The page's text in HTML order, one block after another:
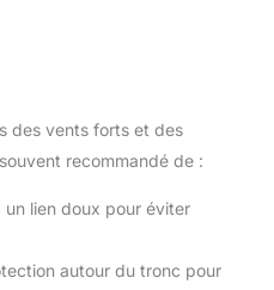
des vents forts et des
recommandé de :
lien doux pour éviter
autour du tronc pour